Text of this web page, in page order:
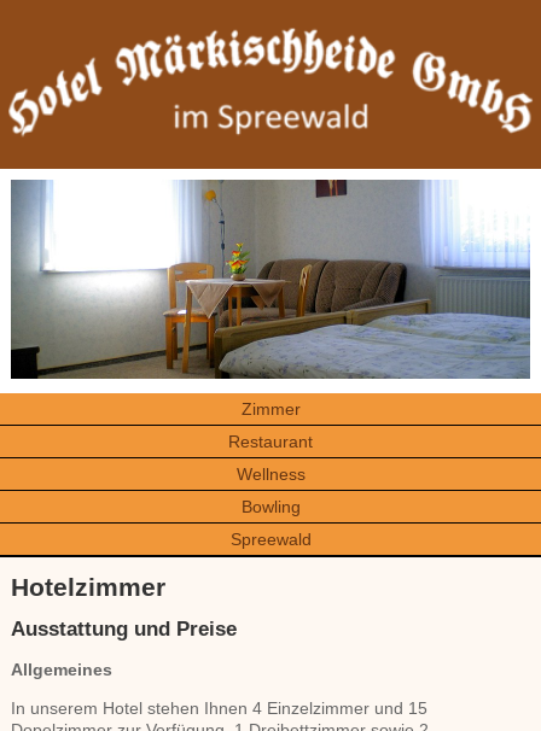
Zimmer
Restaurant
Wellness
Bowling
Spreewald
Hotelzimmer
Ausstattung und Preise
Allgemeines
In unserem Hotel stehen Ihnen 4 Einzelzimmer und 15